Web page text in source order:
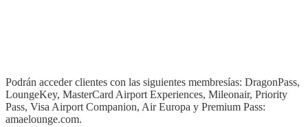
Podrán acceder clientes con las siguientes membresías: DragonPass,
LoungeKey, MasterCard Airport Experiences, Mileonair, Priority
Pass, Visa Airport Companion, Air Europa y Premium Pass:
amaelounge.com.